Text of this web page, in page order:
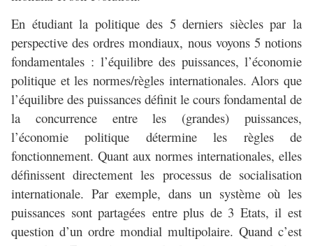
En étudiant la politique des 5 derniers siècles par la
perspective des ordres mondiaux, nous voyons 5 notions
fondamentales : l’équilibre des puissances, l’économie
politique et les normes/règles internationales. Alors que
l’équilibre des puissances définit le cours fondamental de
la concurrence entre les (grandes) puissances,
l’économie politique détermine les règles de
fonctionnement. Quant aux normes internationales, elles
définissent directement les processus de socialisation
internationale. Par exemple, dans un système où les
puissances sont partagées entre plus de 3 Etats, il est
question d’un ordre mondial multipolaire. Quand c’est